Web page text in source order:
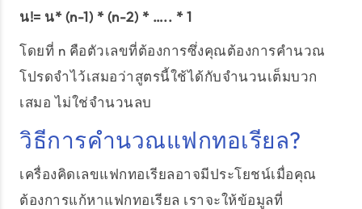
น!= น* (n-1) * (n-2) * ….. * 1
โดยที่ n คือตัวเลขที่ต้องการซึ่งคุณต้องการคำนวณ
โปรดจำไว้เสมอว่าสูตรนี้ใช้ได้กับจำนวนเต็มบวก
เสมอ ไม่ใช่จำนวนลบ
วิธีการคำนวณแฟกทอเรียล?
เครื่องคิดเลขแฟกทอเรียลอาจมีประโยชน์เมื่อคุณ
ต้องการแก้หาแฟกทอเรียล เราจะให้ข้อมูลที่